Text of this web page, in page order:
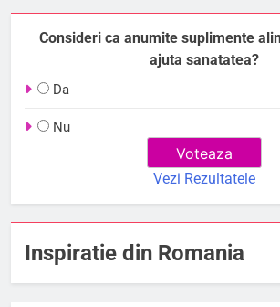
Consideri ca anumite suplimente
ajuta sanatatea?
Da
Nu
Vezi Rezultatele
Inspiratie din Romania